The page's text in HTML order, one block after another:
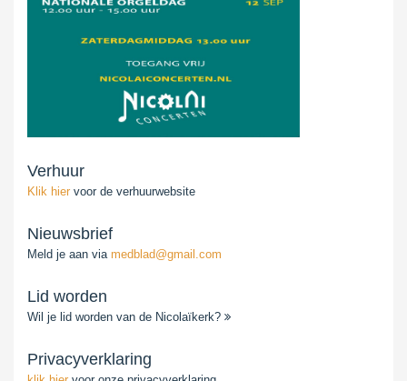
Verhuur
Klik hier voor de verhuurwebsite
Nieuwsbrief
Meld je aan via medblad@gmail.com
Lid worden
Wil je lid worden van de Nicolaïkerk?
Privacyverklaring